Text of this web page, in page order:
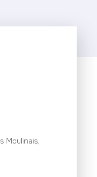
Moulinais,